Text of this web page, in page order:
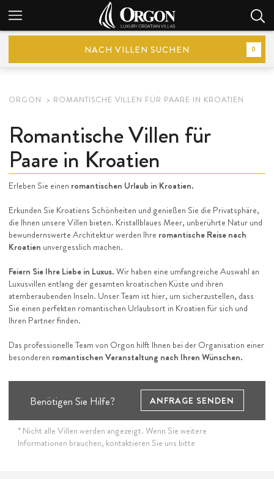
NACH VILLEN SUCHEN 0
ORGON ROMANTISCHE VILLEN FÜR PAARE IN KROATIEN
Romantische Villen für
Paare in Kroatien
Erleben Sie einen romantischen Urlaub in Kroatien.
Erkunden Sie Kroatiens Schönheiten und genießen Sie die Privatsphäre,
die Ihnen unsere Villen bieten. Kristallblaues Meer, unberührte Natur und
bewundernswerte Architektur werden Ihre romantische Reise nach
Kroatien unvergesslich machen.
Feiern Sie Ihre Liebe in Luxus. Wir haben eine umfangreiche Auswahl an
Luxusvillen entlang der gesamten kroatischen Küste und ihren
atemberaubenden Inseln. Unser Team ist hier, um sicherzustellen, dass
Sie einen perfekten romantischen Urlaubsort in Kroatien für sich und
Ihren Partner finden.
Das professionelle Team von Orgon hilft Ihnen bei der Organisation einer
besonderen romantischen Veranstaltung nach Ihren Wünschen.
Benötigen Sie Hilfe? ANFRAGE SENDEN
* Nicht alle Villen werden angezeigt. Wenn Sie weitere
Informationen brauchen, kontaktieren Sie uns bitte